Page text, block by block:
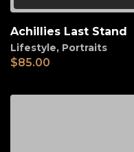
Achillies Last Stand
Lifestyle, Portraits
$85.00